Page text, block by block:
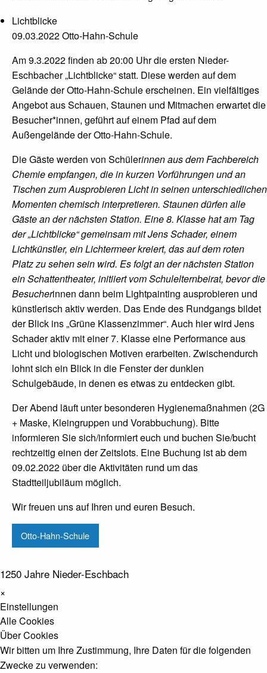
Lichtblicke
09.03.2022 Otto-Hahn-Schule
Am 9.3.2022 finden ab 20:00 Uhr die ersten Nieder-
Eschbacher „Lichtblicke“ statt. Diese werden auf dem
Gelände der Otto-Hahn-Schule erscheinen. Ein vielfältiges
Angebot aus Schauen, Staunen und Mitmachen erwartet die
Besucher*innen, geführt auf einem Pfad auf dem
Außengelände der Otto-Hahn-Schule.
Die Gäste werden von Schülerinnen aus dem Fachbereich
Chemie empfangen, die in kurzen Vorführungen und an
Tischen zum Ausprobieren Licht in seinen unterschiedlichen
Momenten chemisch interpretieren. Staunen dürfen alle
Gäste an der nächsten Station. Eine 8. Klasse hat am Tag
der „Lichtblicke“ gemeinsam mit Jens Schader, einem
Lichtkünstler, ein Lichtermeer kreiert, das auf dem roten
Platz zu sehen sein wird. Es folgt an der nächsten Station
ein Schattentheater, initiiert vom Schulelternbeirat, bevor die
Besucherinnen dann beim Lightpainting ausprobieren und
künstlerisch aktiv werden. Das Ende des Rundgangs bildet
der Blick ins „Grüne Klassenzimmer“. Auch hier wird Jens
Schader aktiv mit einer 7. Klasse eine Performance aus
Licht und biologischen Motiven erarbeiten. Zwischendurch
lohnt sich ein Blick in die Fenster der dunklen
Schulgebäude, in denen es etwas zu entdecken gibt.
Der Abend läuft unter besonderen Hygienemaßnahmen (2G
+ Maske, Kleingruppen und Vorabbuchung). Bitte
informieren Sie sich/informiert euch und buchen Sie/bucht
rechtzeitig einen der Zeitslots. Eine Buchung ist ab dem
09.02.2022 über die Aktivitäten rund um das
Stadtteiljubiläum möglich.
Wir freuen uns auf Ihren und euren Besuch.
Otto-Hahn-Schule
1250 Jahre Nieder-Eschbach
×
Einstellungen
Alle Cookies
Über Cookies
Wir bitten um Ihre Zustimmung, Ihre Daten für die folgenden
Zwecke zu verwenden: